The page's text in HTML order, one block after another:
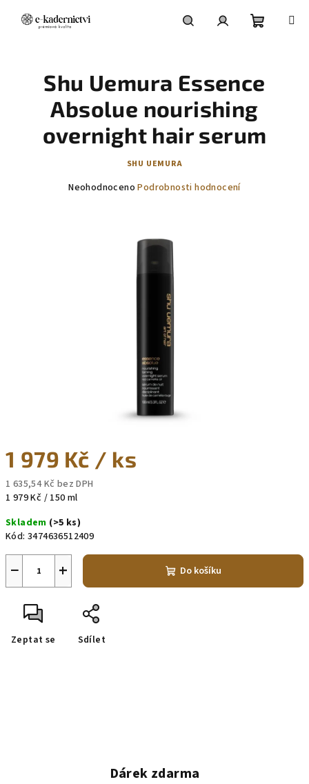
košík
1 979 Kč / ks
1 635,54 Kč bez DPH
Měrná
1 979 Kč / 150 ml
Skladem (>5 ks)
Kód: 3474636512409
+
− Do košíku
Zeptat se Sdílet
Shu Uemura Essence
Absolue nourishing
overnight hair serum
SHU UEMURA
Průměrné
Neohodnoceno Podrobnosti hodnocení
Dárek zdarma